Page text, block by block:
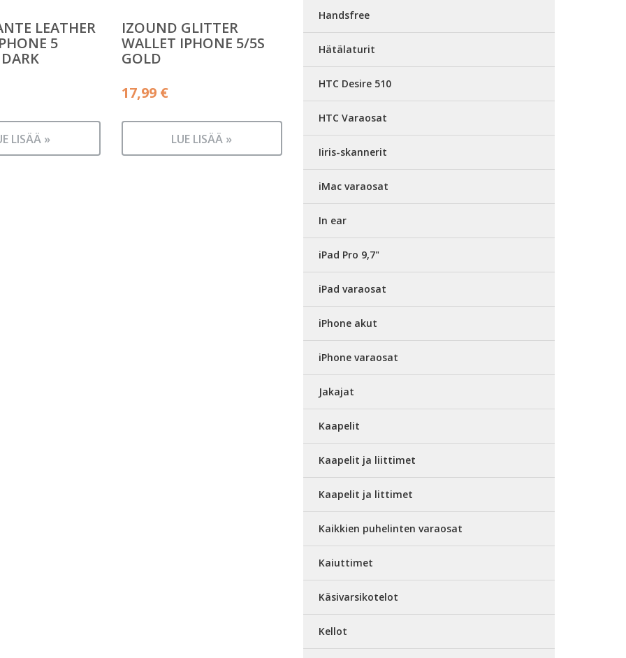
LEATHER
5
LISÄÄ »
IZOUND GLITTER
WALLET IPHONE 5/5S
GOLD
17,99 €
LUE LISÄÄ »
Handsfree
Hätälaturit
HTC Desire 510
HTC Varaosat
Iiris-skannerit
iMac varaosat
In ear
iPad Pro 9,7"
iPad varaosat
iPhone akut
iPhone varaosat
Jakajat
Kaapelit
Kaapelit ja liittimet
Kaapelit ja littimet
Kaikkien puhelinten varaosat
Kaiuttimet
Käsivarsikotelot
Kellot